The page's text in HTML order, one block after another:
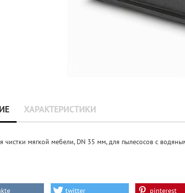
ХАРАКТЕРИСТИКИ
чистки мягкой мебели, DN 35 мм, для пылесосов с
twitter pinterest